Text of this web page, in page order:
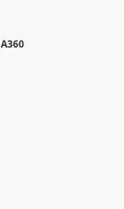
• مراجعة K-02 l DWG (True، Design and Online) و A360